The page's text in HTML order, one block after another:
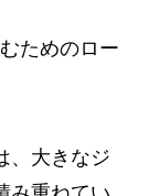
ためのロー
、大きなジ